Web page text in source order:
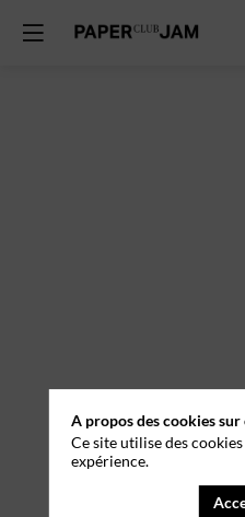
A propos des cookies sur
Ce site utilise des
expérience.